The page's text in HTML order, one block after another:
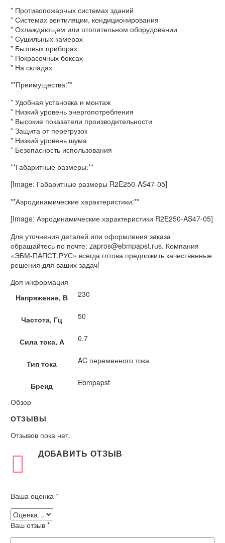
* Противопожарных системах зданий
* Системах вентиляции, кондиционирования
* Охлаждающем или отопительном оборудовании
* Сушильных камерах
* Бытовых приборах
* Покрасочных боксах
* На складах
**Преимущества:**
* Удобная установка и монтаж
* Низкий уровень энергопотребления
* Высокие показатели производительности
* Защита от перегрузок
* Низкий уровень шума
* Безопасность использования
**Габаритные размеры:**
[Image: Габаритные размеры R2E250-AS47-05]
**Аэродинамические характеристики:**
[Image: Аэродинамические характеристики R2E250-AS47-05]
Для уточнения деталей или оформления заказа
обращайтесь по почте: zapros@ebmpapst.rus. Компания
«ЭБМ-ПАПСТ.РУС» всегда готова предложить качественные
решения для ваших задач!
Доп информация
Напряжение, В
230
Частота, Гц 50
Сила тока, А 0.7
Тип тока AC переменного тока
Бренд
Ebmpapst
Обзор
ОТЗЫВЫ
Отзывов пока нет.
ДОБАВИТЬ ОТЗЫВ
Ваша оценка *
Ваш отзыв *